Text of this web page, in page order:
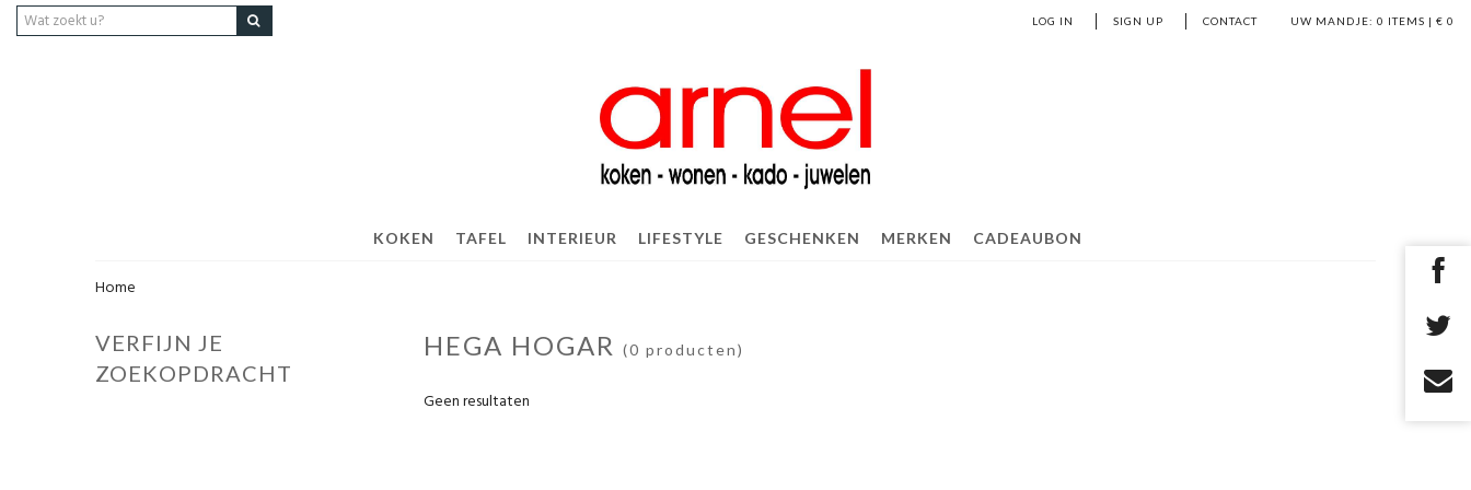
UW MANDJE: 0 ITEMS | € 0
LOG IN SIGN UP CONTACT
KOKEN TAFEL INTERIEUR LIFESTYLE GESCHENKEN MERKEN CADEAUBON
Home
VERFIJN JE
ZOEKOPDRACHT
HEGA HOGAR (0 producten)
Geen resultaten